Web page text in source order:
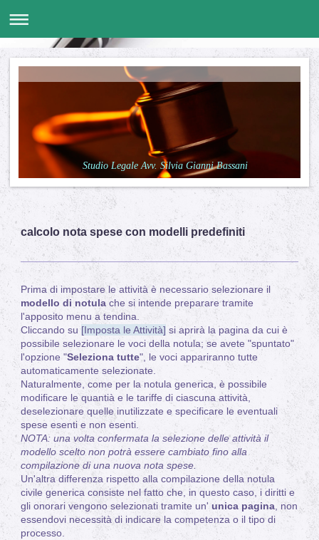
Studio Legale Avv. Silvia Gianni Bassani
calcolo nota spese con modelli predefiniti
Prima di impostare le attività è necessario selezionare il
modello di notula che si intende preparare tramite
l'apposito menu a tendina.
Cliccando su [Imposta le Attività] si aprirà la pagina da cui è
possibile selezionare le voci della notula; se avete "spuntato"
l'opzione "Seleziona tutte", le voci appariranno tutte
automaticamente selezionate.
Naturalmente, come per la notula generica, è possibile
modificare le quantià e le tariffe di ciascuna attività,
deselezionare quelle inutilizzate e specificare le eventuali
spese esenti e non esenti.
NOTA: una volta confermata la selezione delle attività il
modello scelto non potrà essere cambiato fino alla
compilazione di una nuova nota spese.
Un'altra differenza rispetto alla compilazione della notula
civile generica consiste nel fatto che, in questo caso, i diritti e
gli onorari vengono selezionati tramite un' unica pagina, non
essendovi necessità di indicare la competenza o il tipo di
processo.